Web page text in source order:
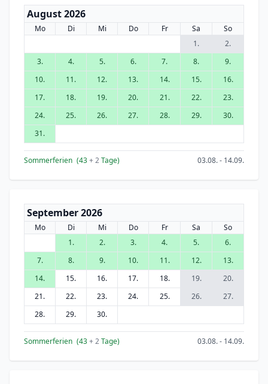
August 2026
Mo Di Mi Do Fr Sa
So
1.
2.
3.
4. 5. 6. 7. 8.
9.
10.
11. 12. 13. 14. 15.
16.
17.
18. 19. 20. 21. 22.
23.
24.
25. 26. 27. 28. 29.
30.
31.
Sommerferien (43+ 2Tage) 03.08. - 14.09.
September 2026
Mo Di Mi Do Fr Sa
So
1.
2. 3. 4. 5.
6.
7.
8. 9. 10. 11. 12.
13.
14.
15. 16. 17. 18. 19.
20.
21.
22. 23. 24. 25. 26.
27.
28.
29. 30.
Sommerferien (43+ 2Tage) 03.08. - 14.09.